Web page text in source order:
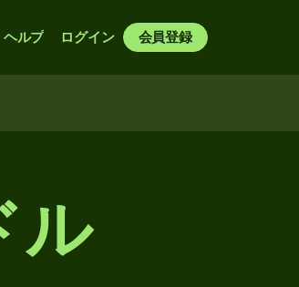
ヘルプ ログイン 会員登録
ル